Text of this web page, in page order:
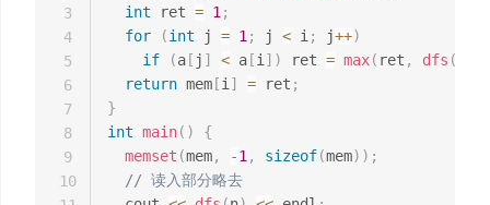
int ret = 1;
for
(int j = 1; j < i; j++)
if
(a [ j ] < a [i] ) ret = max( ret , dfs (
return mem [i] = ret ;
}
int main( )
{
memset (mem, -1, sizeof(mem) ) ;
// 读入部分略去
3
4
5
6
7
8
9
10